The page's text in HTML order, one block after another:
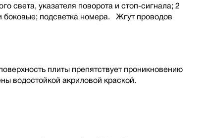
света, указателя поворота и стоп-сигнала; 2
боковые; подсветка номера. Жгут проводов
плиты препятствует проникновению
водостойкой акриловой краской.